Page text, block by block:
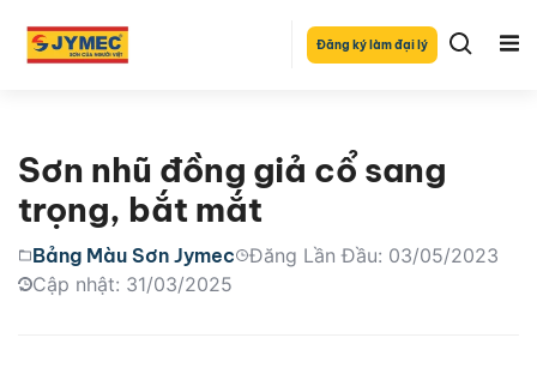
Đăng ký làm đại lý
Sơn nhũ đồng giả cổ sang
trọng, bắt mắt
Bảng Màu Sơn Jymec
Đăng Lần Đầu: 03/05/2023
Cập nhật: 31/03/2025